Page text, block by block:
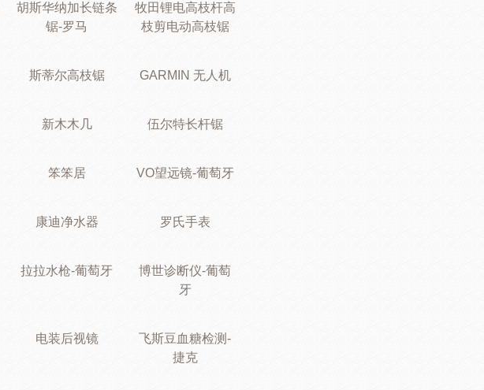
胡斯华纳加长链条
锯-罗马
牧田锂电高枝杆高
枝剪电动高枝锯
斯蒂尔高枝锯 GARMIN 无人机
新木木几 伍尔特长杆锯
笨笨居 VO望远镜-葡萄牙
康迪净水器 罗氏手表
拉拉水枪-葡萄牙
博世诊断仪-葡萄
牙
电装后视镜
飞斯豆血糖检测-
捷克